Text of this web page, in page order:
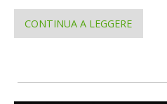
CONTINUA A LEGGERE